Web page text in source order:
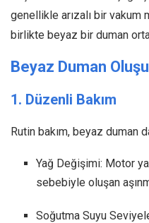
genellikle arızalı bir vakum
birlikte beyaz bir duman
Beyaz Duman
1. Düzenli Bakım
Rutin bakım, beyaz duman
Yağ Değişimi: Motor
sebebiyle oluşan
Soğutma Suyu